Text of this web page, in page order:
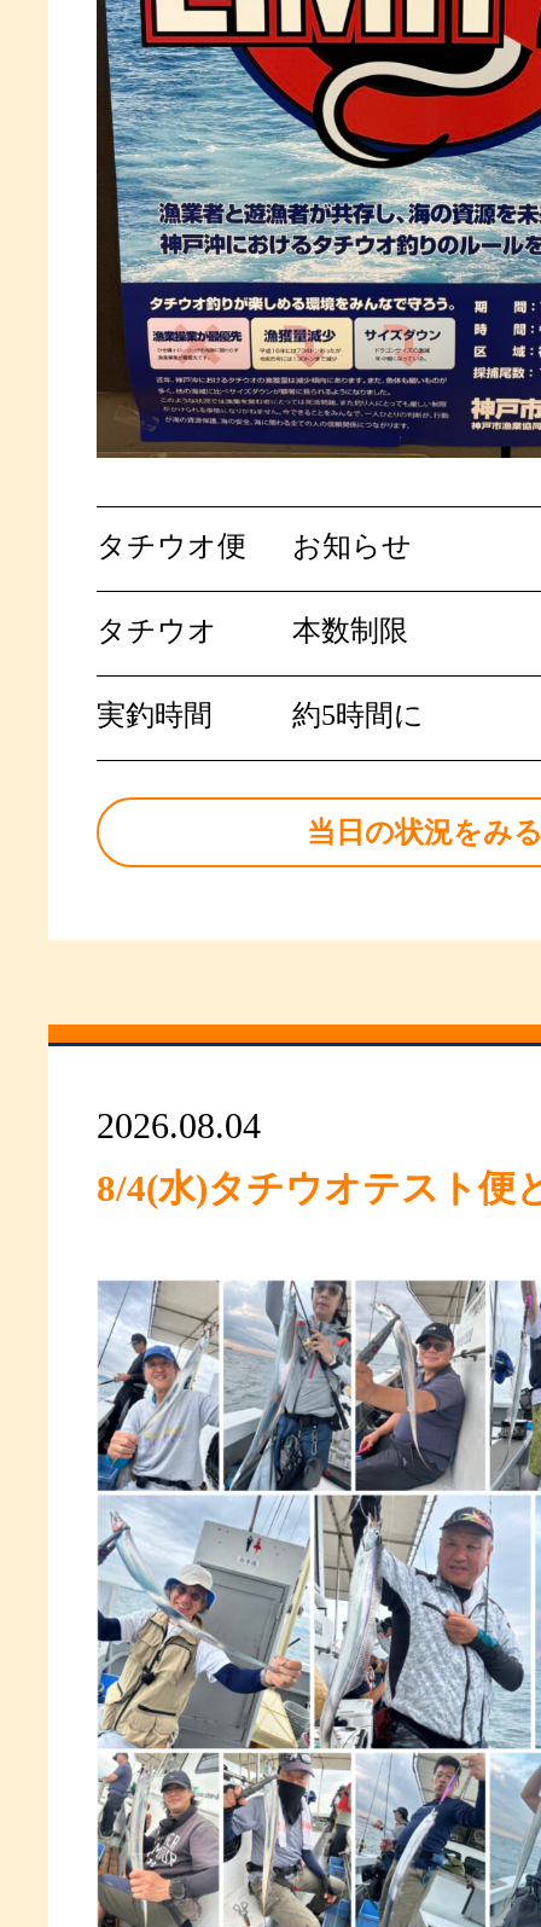
タチウオ便 お知らせ
タチウオ 本数制限
実釣時間 約5時間に
当日の状況をみ
2026.08.04
8/4(水)タチウオテスト便